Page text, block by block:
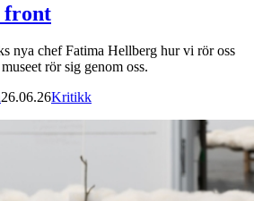
front
nya chef Fatima Hellberg hur vi rör oss
rör sig genom oss.
26.06.26Kritikk